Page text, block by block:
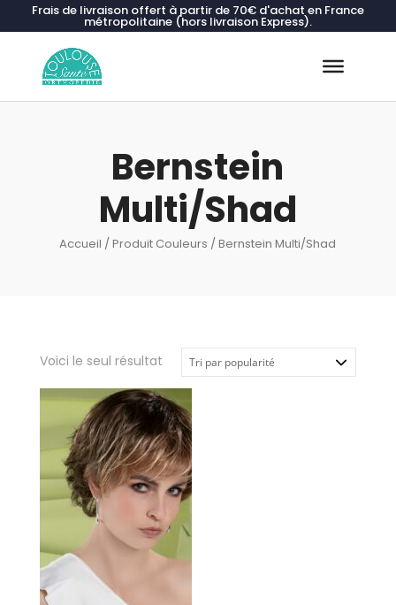
Frais de livraison offert à partir de 70€ d'achat en France
métropolitaine (hors livraison Express).
Bernstein
Multi/Shad
Accueil / Produit Couleurs / Bernstein Multi/Shad
Voici le seul résultat